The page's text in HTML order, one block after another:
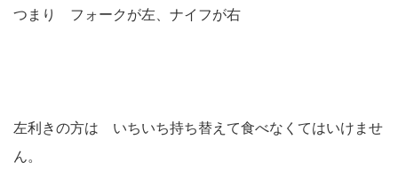
つまり フォークが左、ナイフが右
左利きの方は いちいち持ち替えて食べなくてはいけませ
ん。